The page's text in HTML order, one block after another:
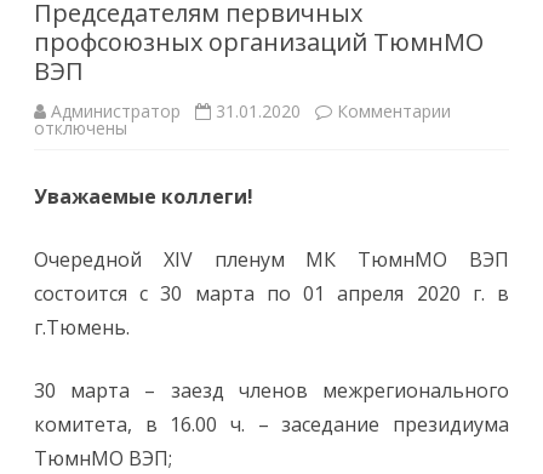
Председателям первичных
профсоюзных организаций ТюмнМО
ВЭП
Администратор 31.01.2020 Комментарии
отключены
Уважаемые коллеги!
Очередной XIV пленум МК ТюмнМО ВЭП
состоится с 30 марта по 01 апреля 2020 г. в
г.Тюмень.
30 марта – заезд членов межрегионального
комитета, в 16.00 ч. – заседание президиума
ТюмнМО ВЭП;